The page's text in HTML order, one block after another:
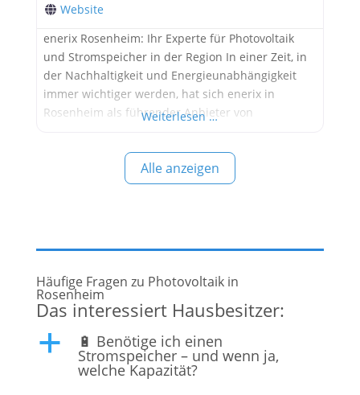
Website
enerix Rosenheim: Ihr Experte für Photovoltaik
und Stromspeicher in der Region In einer Zeit, in
der Nachhaltigkeit und Energieunabhängigkeit
immer wichtiger werden, hat sich enerix in
Rosenheim als führender Anbieter von
etabliert. Das Unternehmen bietet
maßgeschneiderte Lösungen für Privat- und
Gewerbekunden und trägt so aktiv zur
Weiterlesen …
Alle anzeigen
Häufige Fragen zu Photovoltaik in
Rosenheim
Das interessiert Hausbesitzer:
a 🔋 Benötige ich einen
Stromspeicher – und wenn ja,
welche Kapazität?